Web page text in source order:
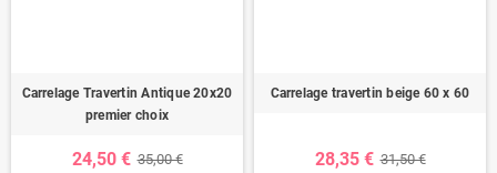
Carrelage Travertin Antique 20x20
premier choix
24,50 € 35,00 €
Carrelage travertin beige 60 x 60
28,35 € 31,50 €